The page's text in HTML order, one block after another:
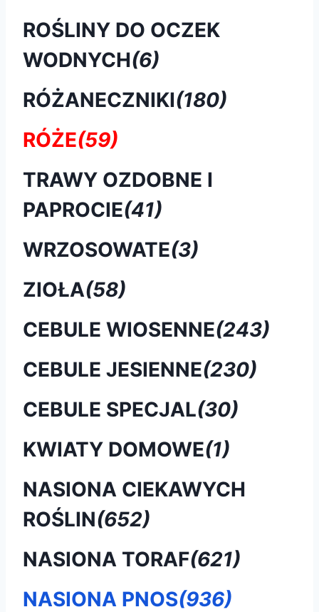
ROŚLINY DO OCZEK
WODNYCH(6)
RÓŻANECZNIKI(180)
RÓŻE(59)
TRAWY OZDOBNE I
PAPROCIE(41)
WRZOSOWATE(3)
ZIOŁA(58)
CEBULE WIOSENNE(243)
CEBULE JESIENNE(230)
CEBULE SPECJAL(30)
KWIATY DOMOWE(1)
NASIONA CIEKAWYCH
ROŚLIN(652)
NASIONA TORAF(621)
NASIONA PNOS(936)